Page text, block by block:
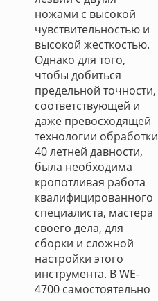
ножами с высокой
чувствительностью и
высокой жесткостью.
Однако для того,
чтобы добиться
предельной точности,
соответствующей и
даже превосходящей
технологии обработки
40 летней давности,
была необходима
кропотливая работа
квалифицированного
специалиста, мастера
своего дела, для
сборки и сложной
настройки этого
инструмента. В WE-
4700 самостоятельно